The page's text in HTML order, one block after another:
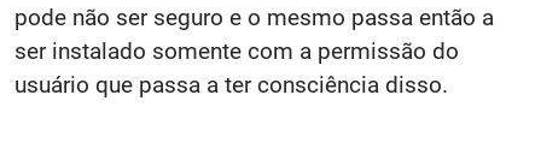
pode não ser seguro e o mesmo passa então a
ser instalado somente com a permissão do
usuário que passa a ter consciência disso.